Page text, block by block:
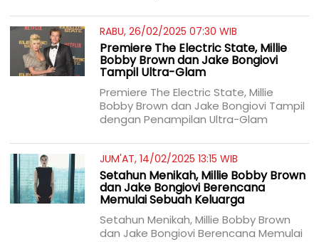
RABU, 26/02/2025 07:30 WIB
Premiere The Electric State, Millie
Bobby Brown dan Jake Bongiovi
Tampil Ultra-Glam
Premiere The Electric State, Millie
Bobby Brown dan Jake Bongiovi Tampil
dengan Penampilan Ultra-Glam
JUM'AT, 14/02/2025 13:15 WIB
Setahun Menikah, Millie Bobby Brown
dan Jake Bongiovi Berencana
Memulai Sebuah Keluarga
Setahun Menikah, Millie Bobby Brown
dan Jake Bongiovi Berencana Memulai